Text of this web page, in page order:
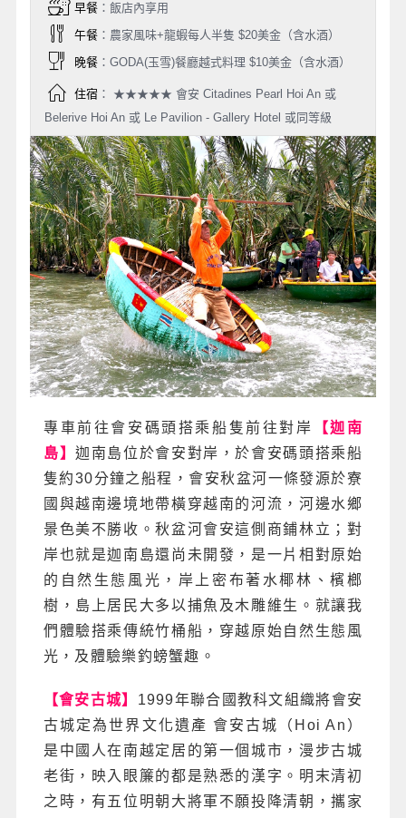
早餐：飯店內享用
午餐：農家風味+龍蝦每人半隻 $20美金（含水酒）
晚餐：GODA(玉雪)餐廳越式料理 $10美金（含水酒）
住宿： ★★★★★ 會安 Citadines Pearl Hoi An 或
Belerive Hoi An 或 Le Pavilion - Gallery Hotel 或同等級
專車前往會安碼頭搭乘船隻前往對岸
【迦南
島】迦南島位於會安對岸，於會安碼頭搭乘船
隻約30分鐘之船程，會安秋盆河一條發源於寮
國與越南邊境地帶橫穿越南的河流，河邊水鄉
景色美不勝收。秋盆河會安這側商鋪林立；對
岸也就是迦南島還尚未開發，是一片相對原始
的自然生態風光，岸上密布著水椰林、檳榔
樹，島上居民大多以捕魚及木雕維生。就讓我
們體驗搭乘傳統竹桶船，穿越原始自然生態風
光，及體驗樂釣螃蟹趣。
【會安古城】 1999年聯合國教科文組織將會安
古城定為世界文化遺產 會安古城（Hoi An）
是中國人在南越定居的第一個城市，漫步古城
老街，映入眼簾的都是熟悉的漢字。明末清初
之時，有五位明朝大將軍不願投降清朝，攜家